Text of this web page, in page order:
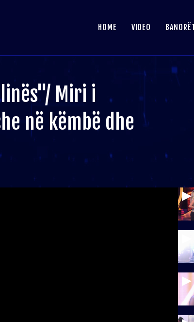
HOME VIDEO
Miri i
në këmbë dhe